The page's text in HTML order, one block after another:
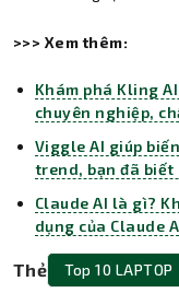
>>> Xem thêm:
Khám phá Kling
chuyên nghiệp,
Viggle AI giúp
trend, bạn đã biết
Claude AI là gì?
dụng của Claude
Thẻ Top 10 LAPTOP